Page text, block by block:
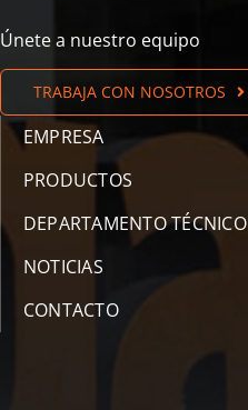
Únete a nuestro equipo
TRABAJA CON NOSOTROS
EMPRESA
PRODUCTOS
DEPARTAMENTO TÉCNICO
NOTICIAS
CONTACTO